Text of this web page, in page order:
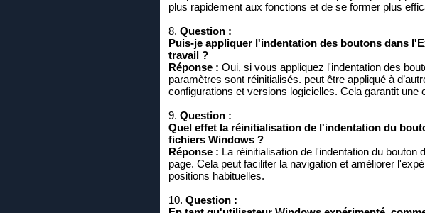
plus rapidement aux fonctions et de se former plus
8. Question :
Puis-je appliquer l'indentation des boutons dans
travail ?
Réponse : Oui, si vous appliquez l'indentation des
paramètres sont réinitialisés. peut être appliqué à
configurations et versions logicielles. Cela garantit une
9. Question :
Quel effet la réinitialisation de l'indentation du
fichiers Windows ?
Réponse : La réinitialisation de l'indentation du
page. Cela peut faciliter la navigation et améliorer
positions habituelles.
10. Question :